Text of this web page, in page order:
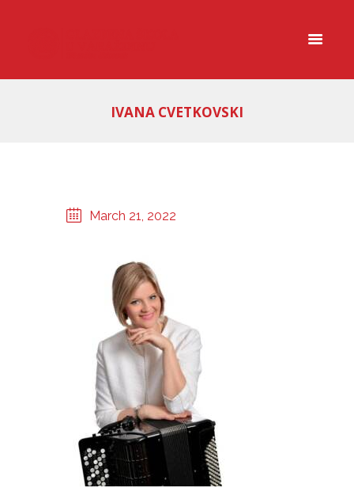
IVANA CVETKOVSKI
March 21, 2022